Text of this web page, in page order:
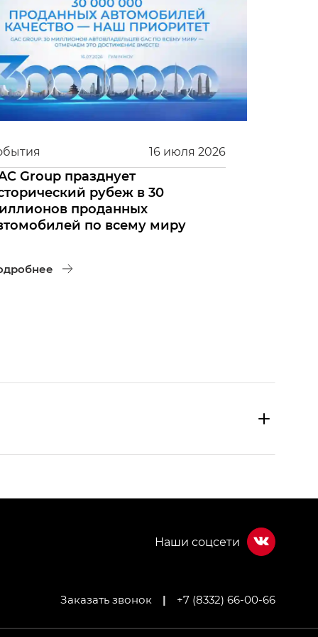
16 июля 2026
Group празднует
рубеж в 30
проданных
по всему миру
Заказать звонок | +7 (8332) 66-00-66